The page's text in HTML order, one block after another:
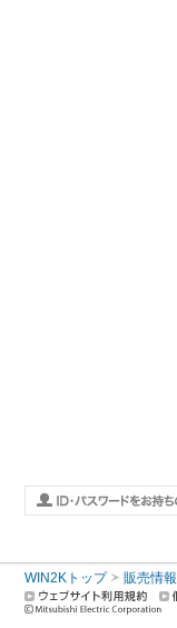
WIN2Kトップ 販売情報